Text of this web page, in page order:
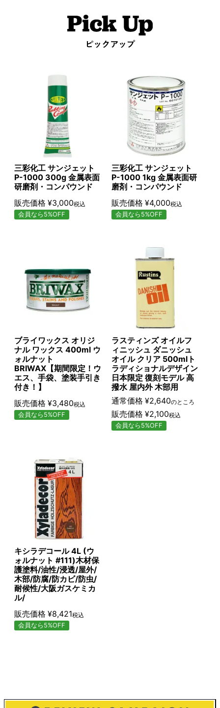
三彩化工 サンジェット
P-1000 300g 金属表面
研磨剤・コンパウンド
販売価格 ¥3,000税込
会員なら5%OFF
三彩化工 サンジェット
P-1000 1kg 金属表面研
磨剤・コンパウンド
販売価格 ¥4,000税込
会員なら5%OFF
ブライワックス オリジ
ナル ワックス 400ml ウ
ォルナット
BRIWAX【期間限定！ウ
エス、手袋、塗装手引き
付き！】
販売価格 ¥3,480税込
会員なら5%OFF
ラスティンズ オイルフ
ィニッシュ ダニッシュ
オイル クリア 500mlト
ラディショナルデザイン
日本限定 復刻モデル 高
撥水 屋内外 木部用
通常価格 ¥2,640のところ
販売価格 ¥2,100税込
会員なら5%OFF
キシラデコール 4L (ウ
ォルナット #111)木材保
護塗料/油性/浸透/屋外/
木部/防腐/防カビ/防虫/
耐候性/大阪ガスケミカ
ル/
販売価格 ¥8,421税込
会員なら5%OFF